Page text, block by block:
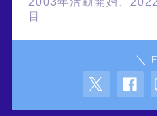
目
＼